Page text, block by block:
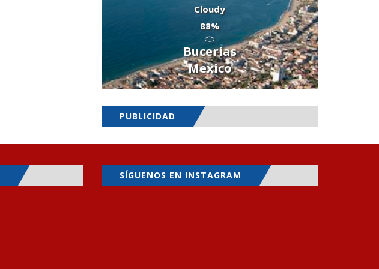
Cloudy
88%
Bucerías
Mexico
PUBLICIDAD
SÍGUENOS EN INSTAGRAM